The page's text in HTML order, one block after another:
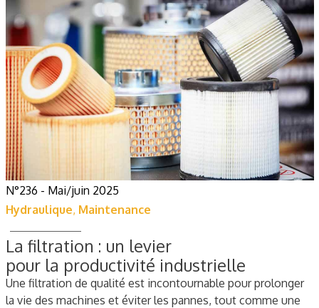
N°236 - Mai/juin 2025
Hydraulique, Maintenance
La filtration : un levier
pour la productivité industrielle
Une filtration de qualité est incontournable pour prolonger
la vie des machines et éviter les pannes, tout comme une